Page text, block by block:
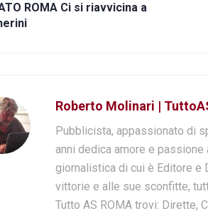
ROMA Ci si riavvicina a
Roberto Molinari |
Pubblicista, appassionato di
anni dedica amore e
giornalistica di cui è Editore e
vittorie e alle sue sconfitte,
Tutto AS ROMA trovi: Dirette,